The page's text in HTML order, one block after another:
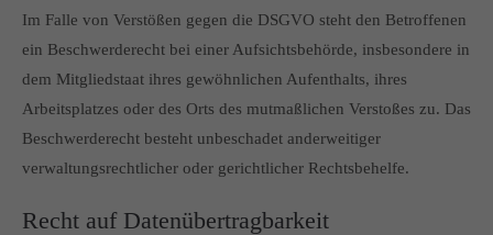
Im Falle von Verstößen gegen die DSGVO steht den Betroffenen
ein Beschwerderecht bei einer Aufsichtsbehörde, insbesondere in
dem Mitgliedstaat ihres gewöhnlichen Aufenthalts, ihres
Arbeitsplatzes oder des Orts des mutmaßlichen Verstoßes zu. Das
Beschwerderecht besteht unbeschadet anderweitiger
verwaltungsrechtlicher oder gerichtlicher Rechtsbehelfe.
Recht auf Daten­übertrag­barkeit